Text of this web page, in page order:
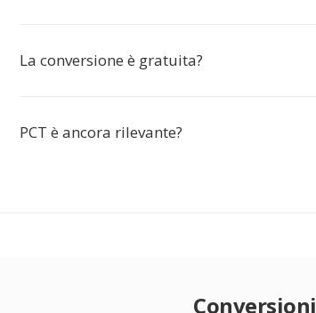
La conversione è gratuita?
PCT è ancora rilevante?